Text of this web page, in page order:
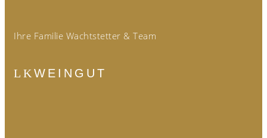
Ihre Familie Wachtstetter & Team
WEINGUT